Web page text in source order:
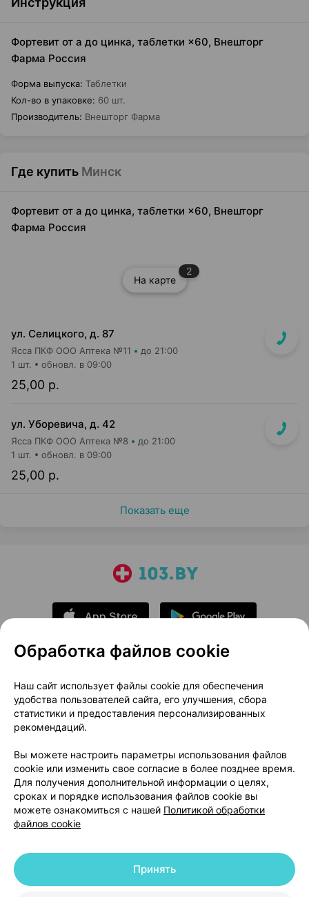
Фортевит от а до цинка, таблетки ×60, Внешторг
Фарма Россия
Форма выпуска: Таблетки
Кол-во в упаковке: 60 шт.
Производитель: Внешторг Фарма
Где купить Минск
Фортевит от а до цинка, таблетки ×60, Внешторг
Фарма Россия
На карте
2
ул. Селицкого, д. 87
Ясса ПКФ ООО Аптека №11 до 21:00
25,00 р.
1 шт. обновл. в 09:00
ул. Уборевича, д. 42
Ясса ПКФ ООО Аптека №8 до 21:00
25,00 р.
1 шт. обновл. в 09:00
Показать еще
О проекте
Новости проекта
Размещение рекламы
Медицинский маркетинг
Публичный договор
Доставка
Способы оплаты
Вакансии
Партнеры
Написать руководителю 103.by
Написать в поддержку
Персональные настройки Cookie
© 2026 ООО «Артокс Лаб», УНП 191700409 | 220012, Республика Беларусь,
Обработка файлов cookie
Наш сайт использует файлы cookie для обеспечения
удобства пользователей сайта, его улучшения, сбора
статистики и предоставления персонализированных
рекомендаций.
Вы можете настроить параметры использования файлов
cookie или изменить свое согласие в более позднее время.
Для получения дополнительной информации о целях,
сроках и порядке использования файлов cookie вы
можете ознакомиться с нашей Политикой обработки
файлов cookie
Принять